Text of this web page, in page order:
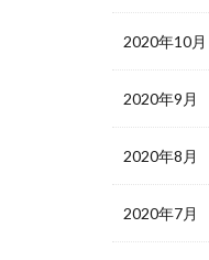
2020年10月
2020年9月
2020年8月
2020年7月